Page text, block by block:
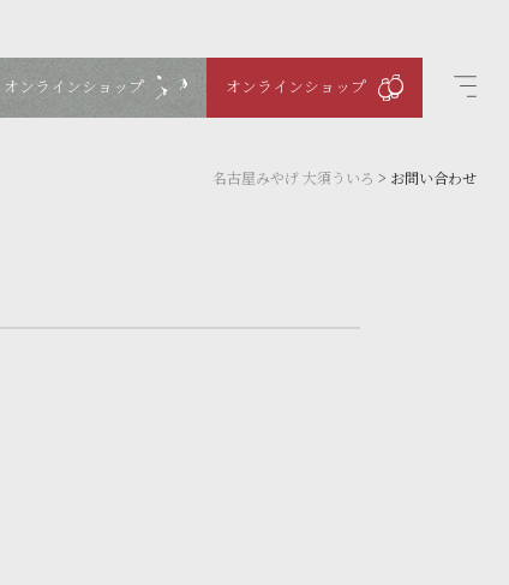
オンラインショップ オンラインショップ
名古屋みやげ 大須ういろ > お問い合わせ